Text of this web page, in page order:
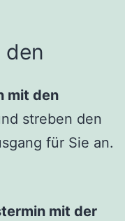
den
mit den
streben den
für Sie an.
mit der